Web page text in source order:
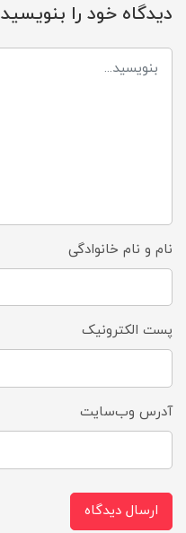
دیدگاه خود را بنویسید
نام و نام خانوادگی
پست الکترونیک
آدرس وب‌سایت
ارسال دیدگاه